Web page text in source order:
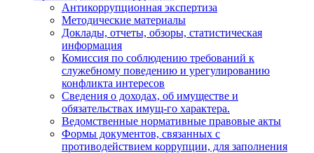
Антикоррупционная экспертиза
Методические материалы
Доклады, отчеты, обзоры, статистическая
информация
Комиссия по соблюдению требований к
служебному поведению и урегулированию
конфликта интересов
Сведения о доходах, об имуществе и
обязательствах имущ-го характера.
Ведомственные нормативные правовые акты
Формы документов, связанных с
противодействием коррупции, для заполнения